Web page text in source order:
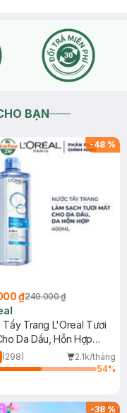
BẠN
-48 %
₫249.000 ₫
Tẩy Trang L'Oreal Tươi
Da Dầu, Hỗn Hợp
(298)
2.1k/tháng
54%
-38%